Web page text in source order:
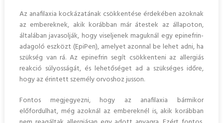
Az anafilaxia kockázatának csökkentése érdekében azoknak
az embereknek, akik korábban már átestek az állapoton,
általában javasolják, hogy viseljenek maguknál egy epinefrin-
adagoló eszközt (EpiPen), amelyet azonnal be lehet adni, ha
szükség van rá. Az epinefrin segít csökkenteni az allergiás
reakció súlyosságát, és lehetőséget ad a szükséges időre,
hogy az érintett személy orvoshoz jusson.
Fontos megjegyezni, hogy az anafilaxia bármikor
előfordulhat, még azoknál az embereknél is, akik korábban